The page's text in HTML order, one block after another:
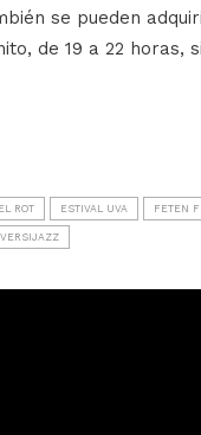
se pueden
de 19 a 22
ROT ESTIVAL UVA FETEN